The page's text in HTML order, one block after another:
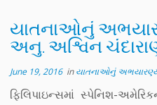
યાતનાઓનું
અનુ. અશ્વિન
June 19, 2016inયાતનાઓનું
ફિલિપાઇન્સમાં સ્પેનિશ-